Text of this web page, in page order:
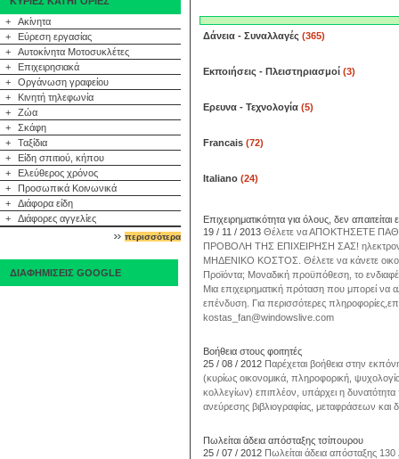
+
Ακίνητα
+
Εύρεση εργασίας
+
Αυτοκίνητα Μοτοσυκλέτες
+
Επιχειρησιακά
+
Οργάνωση γραφείου
+
Κινητή τηλεφωνία
+
Ζώα
+
Σκάφη
+
Ταξίδια
+
Είδη σπιτιού, κήπου
+
Ελεύθερος χρόνος
+
Προσωπικά Κοινωνικά
+
Διάφορα είδη
+
Διάφορες αγγελίες
περισσότερα
ΔΙΑΦΗΜΙΣΕΙΣ GOOGLE
Δάνεια - Συναλλαγές (365)
Εκποιήσεις - Πλειστηριασμοί (3)
Ερευνα - Τεχνολογία (5)
Francais (72)
Italiano (24)
Επιχειρηματικότητα για όλους, δεν
19 / 11 / 2013 Θέλετε να ΑΠΟΚΤΗΣΕΤΕ
ΠΡΟΒΟΛΗ ΤΗΣ ΕΠΙΧΕΙΡΗΣΗ ΣΑΣ!
ΜΗΔΕΝΙΚΟ ΚΟΣΤΟΣ. Θέλετε να κάνετε
Προϊόντα; Μοναδική προϋπόθεση, το
Μια επιχειρηματική πρόταση που μπορεί να
επένδυση. Για περισσότερες
kostas_fan@windowslive.com
Βοήθεια στους φοιτητές
25 / 08 / 2012 Παρέχεται βοήθεια στην
(κυρίως οικονομικά, πληροφορική,
κολλεγίων) επιπλέον, υπάρχει η
ανεύρεσης βιβλιογραφίας, μεταφράσεων
Πωλείται άδεια απόσταξης τσίπουρου
25 / 07 / 2012 Πωλείται άδεια απόσταξης